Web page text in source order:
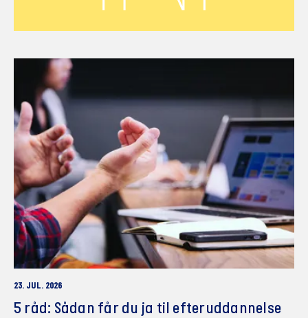
23. JUL. 2026
5 råd: Sådan får du ja til efteruddannelse